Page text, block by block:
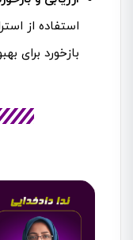
استفاده از
بازخورد برای